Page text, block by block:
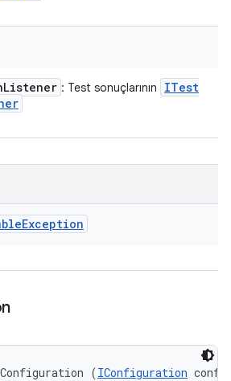
Listener : Test sonuçlarının
ITest
Exception
(IConfiguration